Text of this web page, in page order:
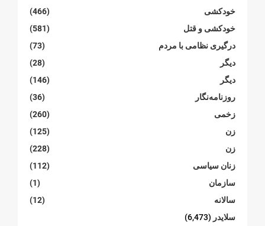
خودکشی
(466)
خودکشی و قتل
(581)
درگیری نظامی با مردم
(73)
دیگر
(28)
دیگر
(146)
روزنامەنگار
(36)
زخمی
(260)
زن
(125)
زن
(228)
زنان سیاسی
(112)
سازمان
(1)
سالانە
(12)
سلایدر (6,473)